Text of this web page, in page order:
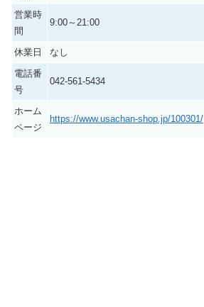
営業時
間
9:00～21:00
休業日
なし
電話番
号
042-561-5434
ホーム
ページ
https://www.usachan-shop.jp/100301/